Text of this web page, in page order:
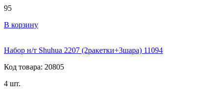
95
В корзину
Набор н/т Shuhua 2207 (2ракетки+3шара) 11094
Код товара: 20805
4 шт.